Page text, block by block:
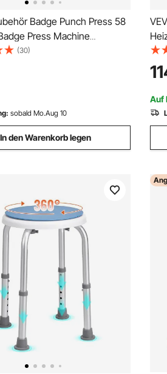
Badge Punch Press 58
Press Machine
500 Stk
Metall +
/ 250 + 250 Stk. mit
(Maschine nicht im
enthalten)
(30)
sobald Mo.Aug 10
In den Warenkorb legen
Auf